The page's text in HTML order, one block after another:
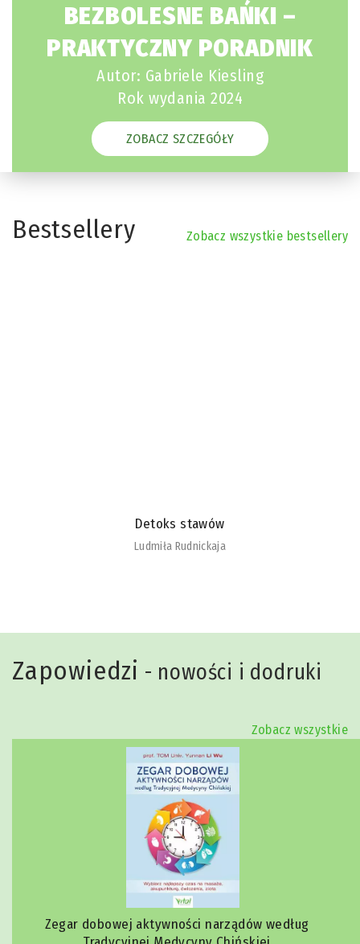
BEZBOLESNE BAŃKI –
PRAKTYCZNY PORADNIK
Autor: Gabriele Kiesling
Rok wydania 2024
ZOBACZ SZCZEGÓŁY
Bestsellery Zobacz wszystkie bestsellery
Detoks stawów
Ludmiła Rudnickaja
Zapowiedzi - nowości i dodruki
Zobacz wszystkie
Zegar dobowej aktywności narządów według